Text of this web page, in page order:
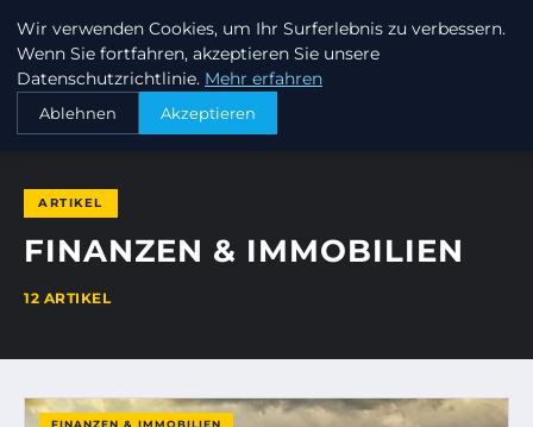
INVESTORENKAPITAL24
STARTSEITE FINANZEN & IMMOBILIEN
ARTIKEL
FINANZEN & IMMOBILIEN
12 ARTIKEL
FINANZEN & IMMOBILIEN
Wir verwenden Cookies, um Ihr Surferlebnis zu verbessern.
Wenn Sie fortfahren, akzeptieren Sie unsere
Datenschutzrichtlinie. Mehr erfahren
Ablehnen Akzeptieren